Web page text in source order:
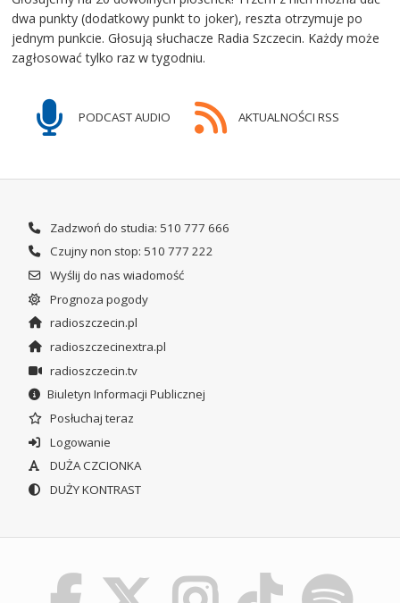
dwa punkty (dodatkowy punkt to joker), reszta otrzymuje po
jednym punkcie. Głosują słuchacze Radia Szczecin. Każdy może
zagłosować tylko raz w tygodniu.
PODCAST AUDIO AKTUALNOŚCI RSS
Zadzwoń do studia: 510 777 666
Czujny non stop: 510 777 222
Wyślij do nas wiadomość
Prognoza pogody
radioszczecin.pl
radioszczecinextra.pl
radioszczecin.tv
Biuletyn Informacji Publicznej
Posłuchaj teraz
Logowanie
DUŻA CZCIONKA
DUŻY KONTRAST